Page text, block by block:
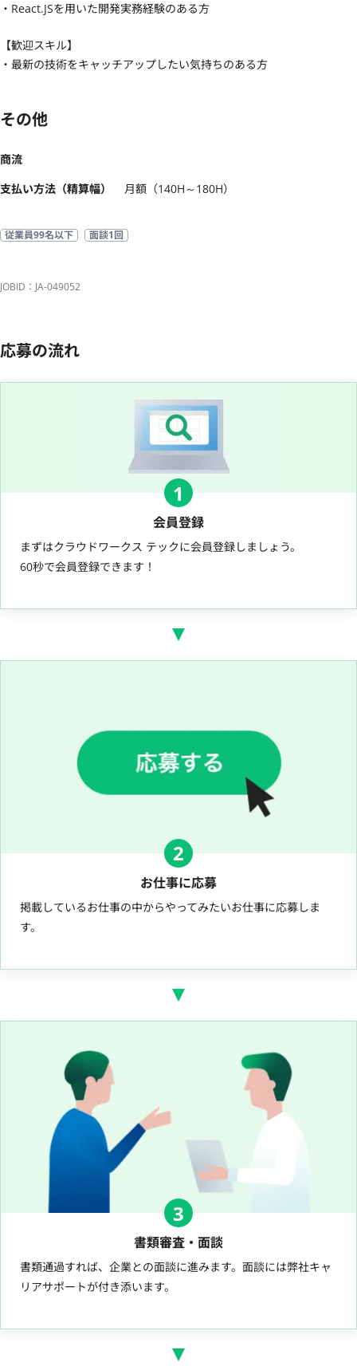
・React.JSを用いた開発実務経験のある方
【歓迎スキル】
・最新の技術をキャッチアップしたい気持ちのある方
その他
商流
支払い方法（精算幅）
月額（140H～180H）
従業員99名以下 面談1回
JOBID：JA-049052
応募の流れ
1
会員登録
まずはクラウドワークス テックに会員登録しましょう。
60秒で会員登録できます！
2
お仕事に応募
掲載しているお仕事の中からやってみたいお仕事に応募しま
す。
3
書類審査・面談
書類通過すれば、企業との面談に進みます。面談には弊社キャ
リアサポートが付き添います。